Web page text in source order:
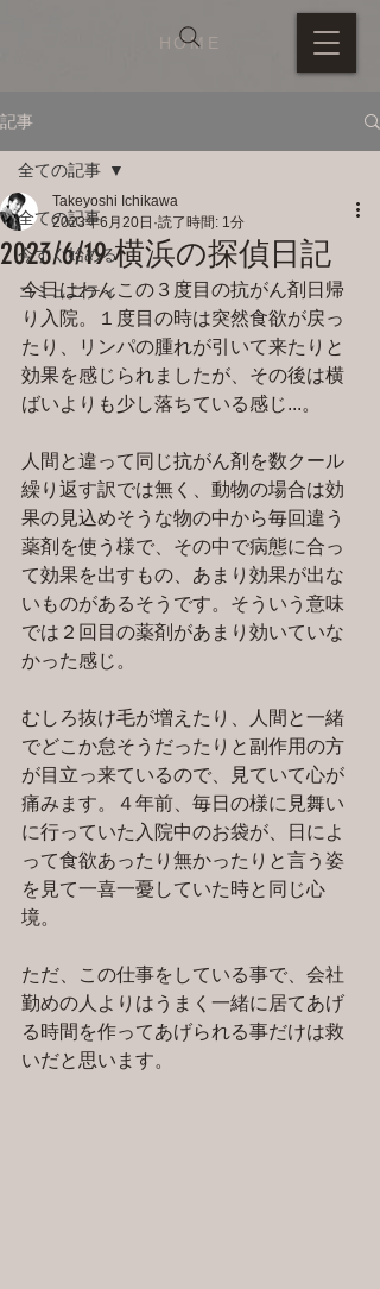
HOME
記事
全ての記事
今すぐ始める
コミュニティ
全ての記事
2023/6/19 横浜の探偵日記
Takeyoshi Ichikawa
2023年6月20日 読了時間: 1分
今日はわんこの３度目の抗がん剤日帰
り入院。１度目の時は突然食欲が戻っ
たり、リンパの腫れが引いて来たりと
効果を感じられましたが、その後は横
ばいよりも少し落ちている感じ...。
人間と違って同じ抗がん剤を数クール
繰り返す訳では無く、動物の場合は効
果の見込めそうな物の中から毎回違う
薬剤を使う様で、その中で病態に合っ
て効果を出すもの、あまり効果が出な
いものがあるそうです。そういう意味
では２回目の薬剤があまり効いていな
かった感じ。
むしろ抜け毛が増えたり、人間と一緒
でどこか怠そうだったりと副作用の方
が目立っ来ているので、見ていて心が
痛みます。４年前、毎日の様に見舞い
に行っていた入院中のお袋が、日によ
って食欲あったり無かったりと言う姿
を見て一喜一憂していた時と同じ心
境。
ただ、この仕事をしている事で、会社
勤めの人よりはうまく一緒に居てあげ
る時間を作ってあげられる事だけは救
いだと思います。